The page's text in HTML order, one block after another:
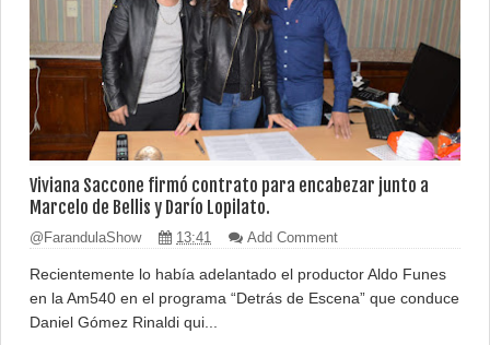
Viviana Saccone firmó contrato para encabezar junto a
Marcelo de Bellis y Darío Lopilato.
@FarandulaShow 13:41 Add Comment
Recientemente lo había adelantado el productor Aldo Funes
en la Am540 en el programa “Detrás de Escena” que conduce
Daniel Gómez Rinaldi qui...